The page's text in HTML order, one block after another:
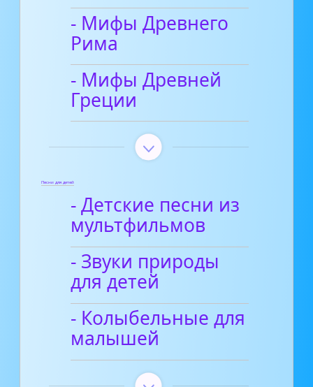
- Мифы Древнего
Рима
- Мифы Древней
Греции
Песни для детей
- Детские песни из
мультфильмов
- Звуки природы
для детей
- Колыбельные для
малышей